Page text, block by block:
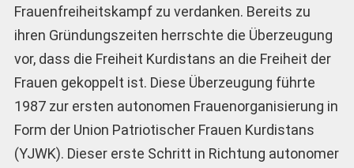
Frauenfreiheitskampf zu verdanken. Bereits zu
ihren Gründungszeiten herrschte die Überzeugung
vor, dass die Freiheit Kurdistans an die Freiheit der
Frauen gekoppelt ist. Diese Überzeugung führte
1987 zur ersten autonomen Frauenorganisierung in
Form der Union Patriotischer Frauen Kurdistans
(YJWK). Dieser erste Schritt in Richtung autonomer